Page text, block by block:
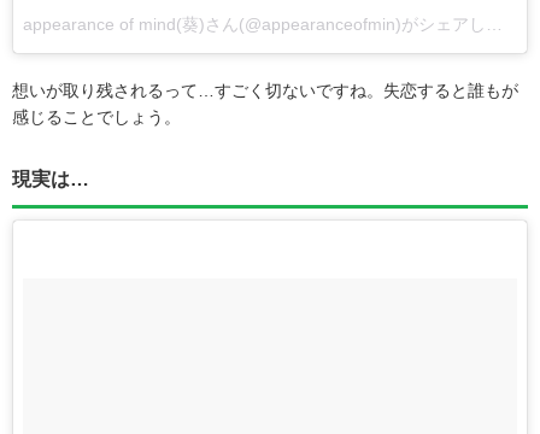
想いが取り残されるって…すごく切ないですね。失恋すると誰もが
感じることでしょう。
現実は…